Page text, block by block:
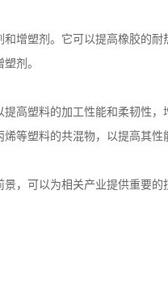
增塑剂。它可以提高橡胶的
剂。
高塑料的加工性能和柔韧性
等塑料的共混物，以提高其性
，可以为相关产业提供重要的